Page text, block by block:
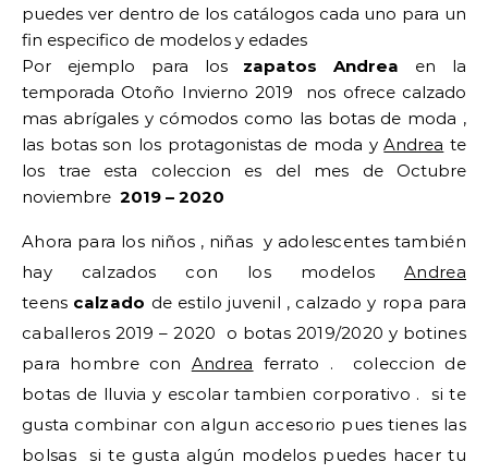
puedes ver dentro de los catálogos cada uno para un
fin especifico de modelos y edades
Por ejemplo para los zapatos Andrea en la
temporada Otoño Invierno 2019 nos ofrece calzado
mas abrígales y cómodos como las botas de moda ,
las botas son los protagonistas de moda yAndrea te
los trae esta coleccion es del mes de Octubre
noviembre 2019 – 2020
Ahora para los niños , niñas y adolescentes también
hay calzados con los modelosAndrea
teens calzado de estilo juvenil , calzado y ropa para
caballeros 2019 – 2020 o botas 2019/2020 y botines
para hombre con Andrea ferrato . coleccion de
botas de lluvia y escolar tambien corporativo . si te
gusta combinar con algun accesorio pues tienes las
bolsas si te gusta algún modelos puedes hacer tu